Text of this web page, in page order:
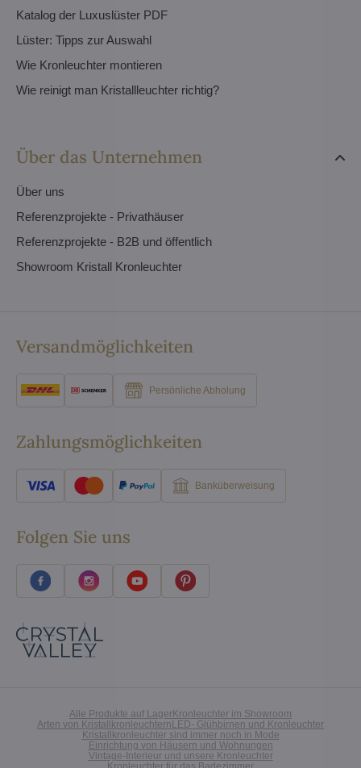
Katalog der Luxuslüster PDF
Lüster: Tipps zur Auswahl
Wie Kronleuchter montieren
Wie reinigt man Kristallleuchter richtig?
Über das Unternehmen
Über uns
Referenzprojekte - Privathäuser
Referenzprojekte - B2B und öffentlich
Showroom Kristall Kronleuchter
Versandmöglichkeiten
Persönliche Abholung
Zahlungsmöglichkeiten
Banküberweisung
Folgen Sie uns
Alle Produkte auf LagerKronleuchter im Showroom
Arten von KristallkronleuchternLED- Glühbirnen und Kronleuchter
Kristallkronleuchter sind immer noch in Mode
Einrichtung von Häusern und Wohnungen
Vintage-Interieur und unsere Kronleuchter